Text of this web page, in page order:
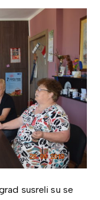
susreli su se